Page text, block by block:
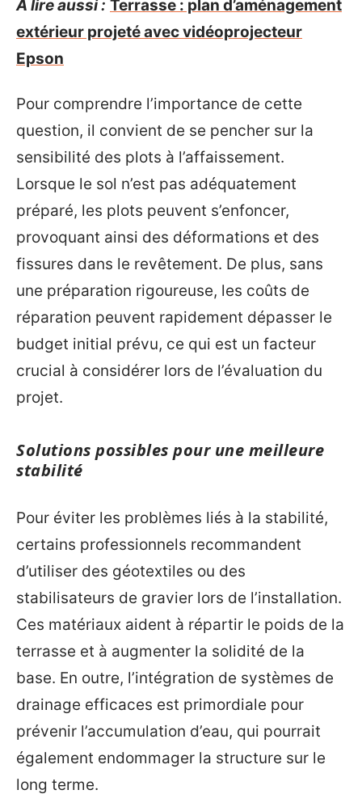
A lire aussi : Terrasse : plan d’aménagement
extérieur projeté avec vidéoprojecteur
Epson
Pour comprendre l’importance de cette
question, il convient de se pencher sur la
sensibilité des plots à l’affaissement.
Lorsque le sol n’est pas adéquatement
préparé, les plots peuvent s’enfoncer,
provoquant ainsi des déformations et des
fissures dans le revêtement. De plus, sans
une préparation rigoureuse, les coûts de
réparation peuvent rapidement dépasser le
budget initial prévu, ce qui est un facteur
crucial à considérer lors de l’évaluation du
projet.
Solutions possibles pour une meilleure
stabilité
Pour éviter les problèmes liés à la stabilité,
certains professionnels recommandent
d’utiliser des géotextiles ou des
stabilisateurs de gravier lors de l’installation.
Ces matériaux aident à répartir le poids de la
terrasse et à augmenter la solidité de la
base. En outre, l’intégration de systèmes de
drainage efficaces est primordiale pour
prévenir l’accumulation d’eau, qui pourrait
également endommager la structure sur le
long terme.